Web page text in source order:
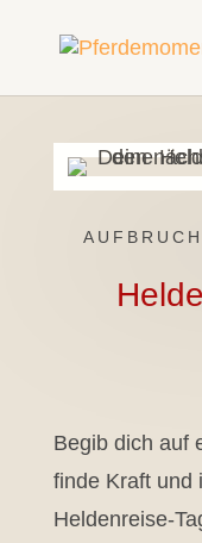
Begib dich auf
finde Kraft und
Heldenreise-